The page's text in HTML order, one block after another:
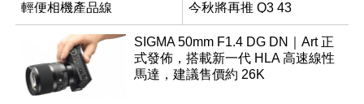
輕便相機產品線
今秋將再推 Q3 43
Monochrom
SIGMA 50mm F1.4 DG DN｜Art 正
式發佈，搭載新一代 HLA 高速線性
馬達，建議售價約 26K